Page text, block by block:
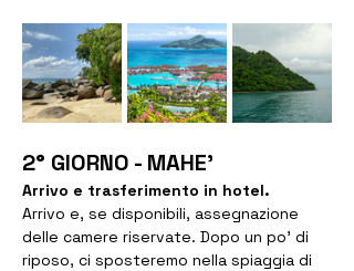
2° GIORNO - MAHE’
Arrivo e trasferimento in hotel.
Arrivo e, se disponibili, assegnazione
delle camere riservate. Dopo un po’ di
riposo, ci sposteremo nella spiaggia di